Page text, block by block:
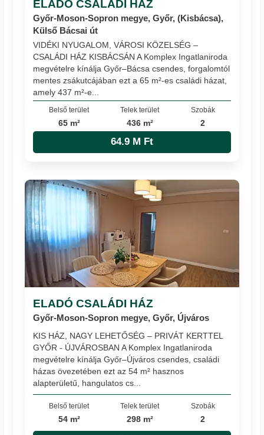
ELADÓ CSALÁDI HÁZ
Győr-Moson-Sopron megye, Győr, (Kisbácsa),
Külső Bácsai út
VIDÉKI NYUGALOM, VÁROSI KÖZELSÉG –
CSALÁDI HÁZ KISBÁCSÁN A Komplex Ingatlaniroda
megvételre kínálja Győr–Bácsa csendes, forgalomtól
mentes zsákutcájában ezt a 65 m²-es családi házat,
amely 437 m²-e...
Belső terület
65 m²
Telek terület
436 m²
Szobák
2
64.9 M Ft
ELADÓ CSALÁDI HÁZ
Győr-Moson-Sopron megye, Győr, Újváros
KIS HÁZ, NAGY LEHETŐSÉG – PRIVÁT KERTTEL
GYŐR - ÚJVÁROSBAN A Komplex Ingatlaniroda
megvételre kínálja Győr–Újváros csendes, családi
házas övezetében ezt az 54 m² hasznos
alapterületű, hangulatos cs...
Belső terület
54 m²
Telek terület
298 m²
Szobák
2